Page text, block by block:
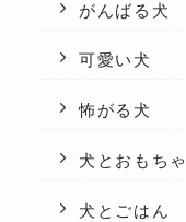
がんばる犬
可愛い犬
怖がる犬
犬とおもちゃ
犬とごはん